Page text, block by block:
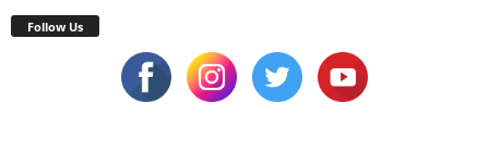
Follow Us